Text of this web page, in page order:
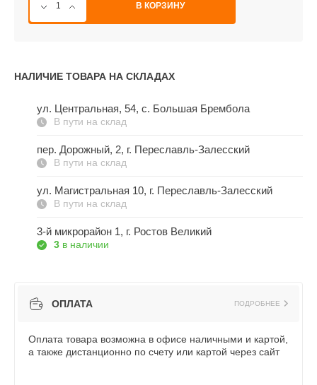
В КОРЗИНУ
НАЛИЧИЕ ТОВАРА НА СКЛАДАХ
ул. Центральная, 54, c. Большая Брембола
В пути на склад
пер. Дорожный, 2, г. Переславль-Залесский
В пути на склад
ул. Магистральная 10, г. Переславль-Залесский
В пути на склад
3-й микрорайон 1, г. Ростов Великий
3 в наличии
ОПЛАТА ПОДРОБНЕЕ
Оплата товара возможна в офисе наличными и картой,
а также дистанционно по счету или картой через сайт